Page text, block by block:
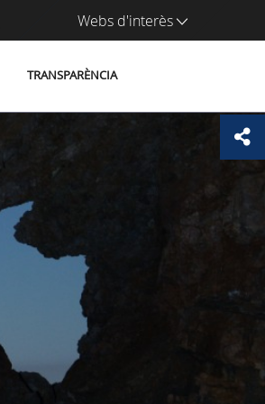
Webs d'interès
TRANSPARÈNCIA